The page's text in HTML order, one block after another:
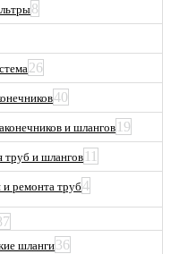
8
26
40
и шлангов 19
труб и шлангов 11
ремонта труб4
шланги36